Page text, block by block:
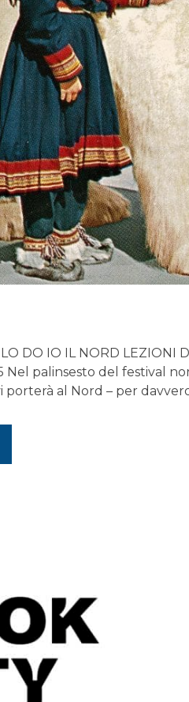
DO IO IL NORD
Nel palinsesto del festival
al Nord – per